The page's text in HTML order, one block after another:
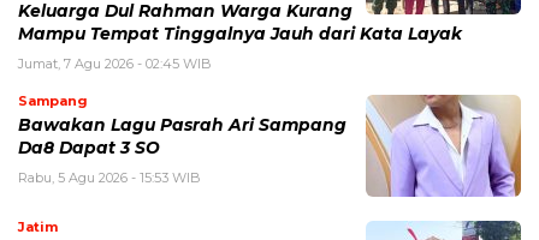
Keluarga Dul Rahman Warga Kurang
Mampu Tempat Tinggalnya Jauh dari Kata Layak
Jumat, 7 Agu 2026 - 02:45 WIB
Sampang
Bawakan Lagu Pasrah Ari Sampang
Da8 Dapat 3 SO
Rabu, 5 Agu 2026 - 15:53 WIB
Jatim